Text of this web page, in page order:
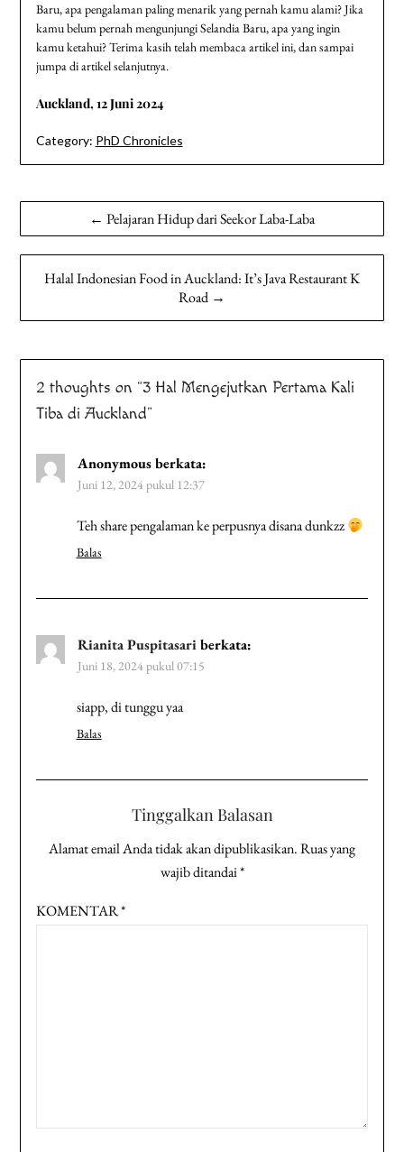
Baru, apa pengalaman paling menarik yang pernah kamu alami? Jika
kamu belum pernah mengunjungi Selandia Baru, apa yang ingin
kamu ketahui? Terima kasih telah membaca artikel ini, dan sampai
jumpa di artikel selanjutnya.
Auckland, 12 Juni 2024
Category: PhD Chronicles
Navigasi
pos
← Pelajaran Hidup dari Seekor Laba-Laba
Halal Indonesian Food in Auckland: It’s Java Restaurant K
Road →
2 thoughts on “3 Hal Mengejutkan Pertama Kali
Tiba di Auckland”
Anonymous berkata:
Juni 12, 2024 pukul 12:37
Teh share pengalaman ke perpusnya disana dunkzz
Balas
Rianita Puspitasari berkata:
Juni 18, 2024 pukul 07:15
siapp, di tunggu yaa
Balas
Tinggalkan Balasan
Alamat email Anda tidak akan dipublikasikan.Ruas yang
wajib ditandai*
KOMENTAR*